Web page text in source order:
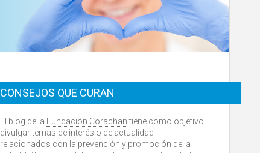
CONSEJOS QUE CURAN
El blog de la Fundación Corachantiene como objetivo
divulgar temas de interés o de actualidad
relacionados con la prevención y promoción de la